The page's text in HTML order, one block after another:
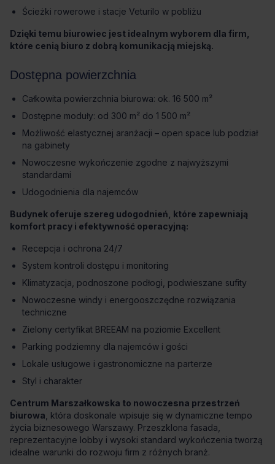
Ścieżki rowerowe i stacje Veturilo w pobliżu
Dzięki temu biurowiec jest idealnym wyborem dla firm,
które cenią biuro z dobrą komunikacją miejską.
Dostępna powierzchnia
Całkowita powierzchnia biurowa: ok. 16 500 m²
Dostępne moduły: od 300 m² do 1 500 m²
Możliwość elastycznej aranżacji – open space lub podział
na gabinety
Nowoczesne wykończenie zgodne z najwyższymi
standardami
Udogodnienia dla najemców
Budynek oferuje szereg udogodnień, które zapewniają
komfort pracy i efektywność operacyjną:
Recepcja i ochrona 24/7
System kontroli dostępu i monitoring
Klimatyzacja, podnoszone podłogi, podwieszane sufity
Nowoczesne windy i energooszczędne rozwiązania
techniczne
Zielony certyfikat BREEAM na poziomie Excellent
Parking podziemny dla najemców i gości
Lokale usługowe i gastronomiczne na parterze
Styl i charakter
Centrum Marszałkowska to nowoczesna przestrzeń
biurowa , która doskonale wpisuje się w dynamiczne tempo
życia biznesowego Warszawy. Przeszklona fasada,
reprezentacyjne lobby i wysoki standard wykończenia tworzą
idealne warunki do rozwoju firm z różnych branż.